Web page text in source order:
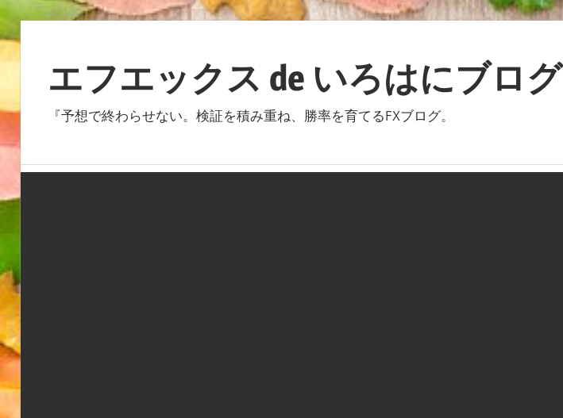
ツ
へ
ス
キ
エフエックス de いろはにブログ
『予想で終わらせない。検証を積み重ね、勝率を育てるFXブログ。